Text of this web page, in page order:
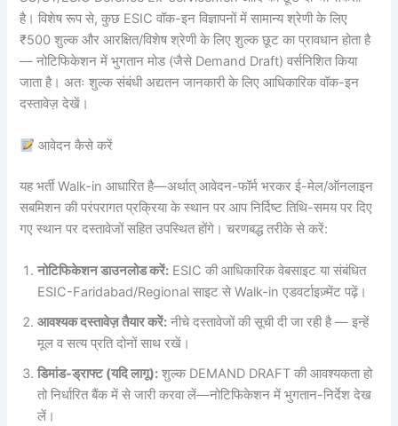
है। विशेष रूप से, कुछ ESIC वॉक-इन विज्ञापनों में सामान्य श्रेणी के लिए
₹500 शुल्क और आरक्षित/विशेष श्रेणी के लिए शुल्क छूट का प्रावधान होता है
— नोटिफिकेशन में भुगतान मोड (जैसे Demand Draft) वर्सनिशित किया
जाता है। अतः शुल्क संबंधी अद्यतन जानकारी के लिए आधिकारिक वॉक-इन
दस्तावेज़ देखें।
आवेदन कैसे करें
यह भर्ती Walk-in आधारित है—अर्थात् आवेदन-फॉर्म भरकर ई-मेल/ऑनलाइन
सबमिशन की परंपरागत प्रक्रिया के स्थान पर आप निर्दिष्ट तिथि-समय पर दिए
गए स्थान पर दस्तावेजों सहित उपस्थित होंगे। चरणबद्ध तरीके से करें:
नोटिफिकेशन डाउनलोड करें: ESIC की आधिकारिक वेबसाइट या संबंधित
ESIC-Faridabad/Regional साइट से Walk-in एडवर्टाइज़्मेंट पढ़ें।
आवश्यक दस्तावेज़ तैयार करें: नीचे दस्तावेजों की सूची दी जा रही है — इन्हें
मूल व सत्य प्रति दोनों साथ रखें।
डिमांड-ड्राफ्ट (यदि लागू): शुल्क DEMAND DRAFT की आवश्यकता हो
तो निर्धारित बैंक में से जारी करवा लें—नोटिफिकेशन में भुगतान-निर्देश देख
लें।